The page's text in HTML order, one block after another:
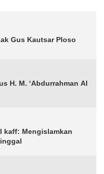
Gus Kautsar Ploso
H. M. ‘Abdurrahman Al
kaff: Mengislamkan